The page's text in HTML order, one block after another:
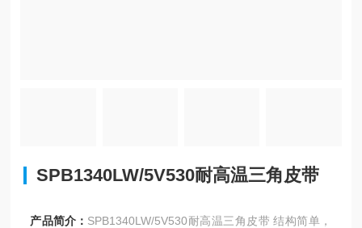
SPB1340LW/5V530耐高温三角皮带
产品简介： SPB1340LW/5V530耐高温三角皮带 结构简单，